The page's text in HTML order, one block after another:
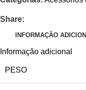
Share:
INFORMAÇÃO
Informação adicional
PESO